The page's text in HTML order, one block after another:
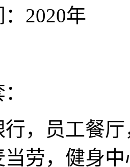
2020年
行，员工餐
当劳，健身